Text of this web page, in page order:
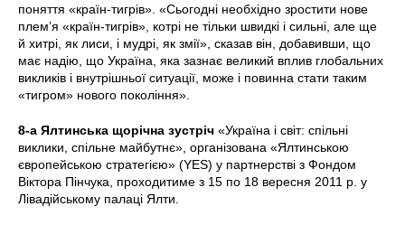
поняття «країн-тигрів». «Сьогодні необхідно зростити нове
плем’я «країн-тигрів», котрі не тільки швидкі і сильні, але ще
й хитрі, як лиси, і мудрі, як змії», сказав він, добавивши, що
має надію, що Україна, яка зазнає великий вплив глобальних
викликів і внутрішньої ситуації, може і повинна стати таким
«тигром» нового покоління».
8-а Ялтинська щорічна зустріч «Україна і світ: спільні
виклики, спільне майбутнє», організована «Ялтинською
європейською стратегією» (YES) у партнерстві з Фондом
Віктора Пінчука, проходитиме з 15 по 18 вересня 2011 р. у
Лівадійському палаці Ялти.